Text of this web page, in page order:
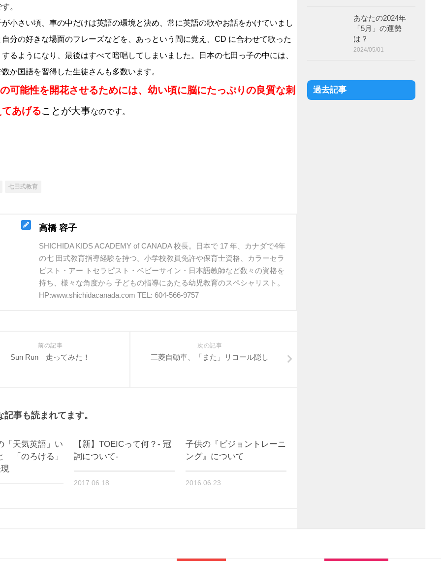
。
小さい頃、車の中だけは英語の環境と決め、常に英語の歌やお話をかけていまし
自分の好きな場面のフレーズなどを、あっという間に覚え、CD に合わせて歌った
するようになり、最後はすべて暗唱してしまいました。日本の七田っ子の中には、
か国語を習得した生徒さんも多数います。
可能性を開花させるためには、幼い頃に脳にたっぷりの良質な刺
あげることが大事なのです。
七田式教育
高橋 容子
SHICHIDA KIDS ACADEMY of CANADA 校長。日本で 17 年、カナダで4年
の七 田式教育指導経験を持つ。小学校教員免許や保育士資格、カラーセラ
ピスト・アー トセラピスト・ベビーサイン・日本語教師など数々の資格を
持ち、様々な角度から 子どもの指導にあたる幼児教育のスペシャリスト。
HP:www.shichidacanada.com TEL: 604-566-9757
次の記事
三菱自動車、「また」リコール隠し
前の記事
Sun Run 走ってみた！
記事も読まれてます。
「天気英語」い
「のろける」
現
【新】TOEICって何？- 冠
詞について-
2017.06.18
子供の『ビジョントレーニ
ング』について
2016.06.23
あなたの2024年
「5月」の運勢
は？
2024/05/01
過去記事